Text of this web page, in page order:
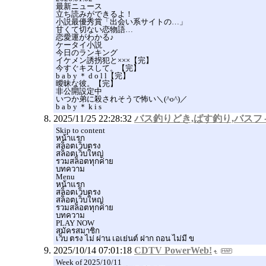
最新ニュース
立ち読みができるよ！
小説最優秀賞「出会い系サイトの…」
甘くて切ない恋物語…
恋愛運がわかる♪
ケータイ小説
今日のランキング
イケメン誘拐犯と×××【完】
今すぐキスして。【完】
b a b y ＊ d o l l【完】
曖昧な彼。【完】
非公開設定中
いつか弟に殺されそうで怖い＼(^o^)／
b a b y ＊ k i s
2025/11/25 22:28:32 バス釣りどき,ばす釣り,バスフ
Skip to content
หน้าแรก
สล็อตเว็บตรง
สล็อตเว็บใหญ่
รวมสล็อตทุกค่าย
บทความ
Menu
หน้าแรก
สล็อตเว็บตรง
สล็อตเว็บใหญ่
รวมสล็อตทุกค่าย
บทความ
PLAY NOW
สมัครสมาชิก
เว็บ ตรง ไม่ ผ่าน เอเย่นต์ ฝาก ถอน ไม่มี ข
2025/10/14 07:01:18 CDTV PowerWeb!
Week of 2025/10/11